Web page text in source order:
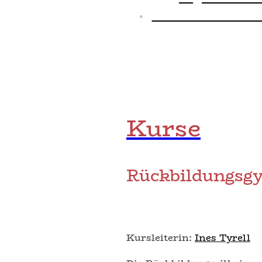
Kurse
Kursleiterin: Ines Tyrell